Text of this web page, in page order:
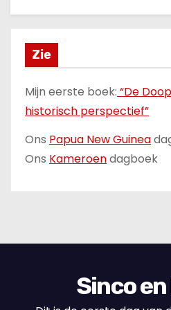
Zie
Mijn eerste boek: “De
historisch perspectief”
Ons Papua New Guinea
Ons Kameroendagboek
Sinco en